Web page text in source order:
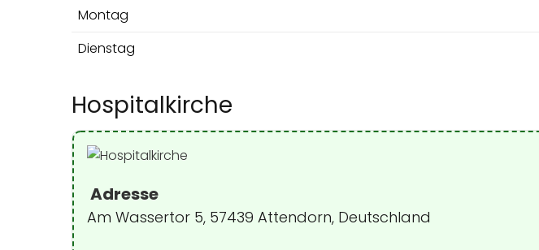
Montag
Dienstag
Hospitalkirche
Adresse
Am Wassertor 5, 57439 Attendorn, Deutschland